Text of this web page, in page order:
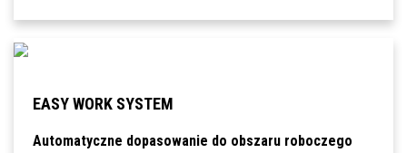
EASY WORK SYSTEM
Automatyczne dopasowanie do obszaru roboczego